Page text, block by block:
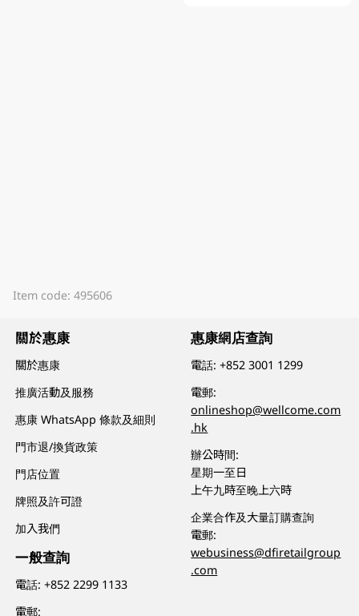
Item code: 495606
關於惠康
關於惠康
推廣活動及服務
惠康 WhatsApp 條款及細則
門市退/換貨政策
門店位置
牌照及許可證
加入我們
一般查詢
電話:+852 2299 1133
電郵:
惠康網店查詢
電話:+852 3001 1299
電郵:
onlineshop@wellcome.com
.hk
辦公時間:
星期一至日
上午九時至晚上六時
企業合作及大量訂購查詢
電郵:
webusiness@dfiretailgroup
.com